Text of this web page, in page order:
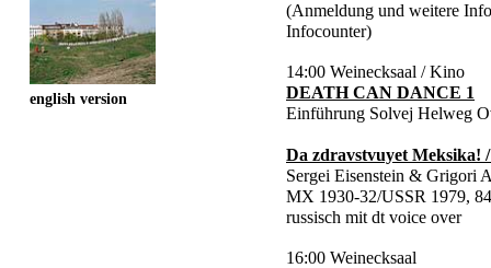
english version
(Anmeldung und weitere
Infocounter)
14:00 Weinecksaal / Kino
DEATH CAN DANCE 1
Einführung Solvej Helweg
Da zdravstvuyet Meksika!
Sergei Eisenstein & Grigori
MX 1930-32/USSR 1979,
russisch mit dt voice over
16:00 Weinecksaal